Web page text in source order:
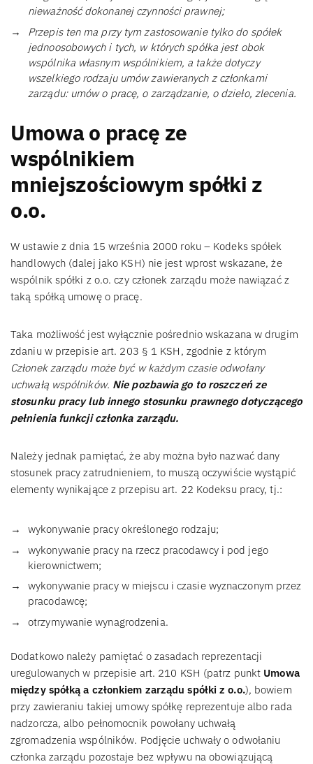
nieważność dokonanej czynności prawnej;
Przepis ten ma przy tym zastosowanie tylko do spółek
jednoosobowych i tych, w których spółka jest obok
wspólnika własnym wspólnikiem, a także dotyczy
wszelkiego rodzaju umów zawieranych z członkami
zarządu: umów o pracę, o zarządzanie, o dzieło, zlecenia.
Umowa o pracę ze
wspólnikiem
mniejszościowym spółki z
o.o.
W ustawie z dnia 15 września 2000 roku – Kodeks spółek
handlowych (dalej jako KSH) nie jest wprost wskazane, że
wspólnik spółki z o.o. czy członek zarządu może nawiązać z
taką spółką umowę o pracę.
Taka możliwość jest wyłącznie pośrednio wskazana w drugim
zdaniu w przepisie art. 203 § 1 KSH, zgodnie z którym
Członek zarządu może być w każdym czasie odwołany
uchwałą wspólników. Nie pozbawia go to roszczeń ze
stosunku pracy lub innego stosunku prawnego dotyczącego
pełnienia funkcji członka zarządu.
Należy jednak pamiętać, że aby można było nazwać dany
stosunek pracy zatrudnieniem, to muszą oczywiście wystąpić
elementy wynikające z przepisu art. 22 Kodeksu pracy, tj.:
wykonywanie pracy określonego rodzaju;
wykonywanie pracy na rzecz pracodawcy i pod jego
kierownictwem;
wykonywanie pracy w miejscu i czasie wyznaczonym przez
pracodawcę;
otrzymywanie wynagrodzenia.
Dodatkowo należy pamiętać o zasadach reprezentacji
uregulowanych w przepisie art. 210 KSH (patrz punkt Umowa
między spółką a członkiem zarządu spółki z o.o.), bowiem
przy zawieraniu takiej umowy spółkę reprezentuje albo rada
nadzorcza, albo pełnomocnik powołany uchwałą
zgromadzenia wspólników. Podjęcie uchwały o odwołaniu
członka zarządu pozostaje bez wpływu na obowiązującą